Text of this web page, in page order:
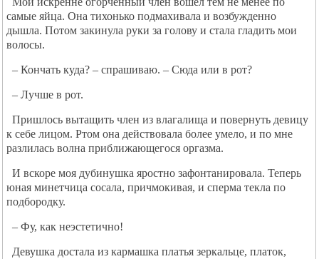
самые яйца. Она тихонько подмахивала и возбужденно
дышла. Потом закинула руки за голову и стала гладить мои
волосы.
– Кончать куда? – спрашиваю. – Сюда или в рот?
– Лучше в рот.
Пришлось вытащить член из влагалища и повернуть девицу
к себе лицом. Ртом она действовала более умело, и по мне
разлилась волна приближающегося оргазма.
И вскоре моя дубинушка яростно зафонтанировала. Теперь
юная минетчица сосала, причмокивая, и сперма текла по
подбородку.
– Фу, как неэстетично!
Девушка достала из кармашка платья зеркальце, платок,